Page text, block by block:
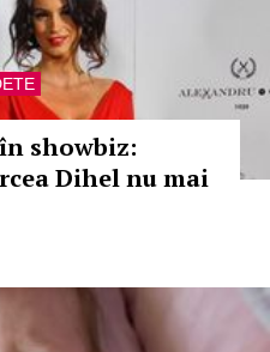
showbiz:
Dihel nu mai